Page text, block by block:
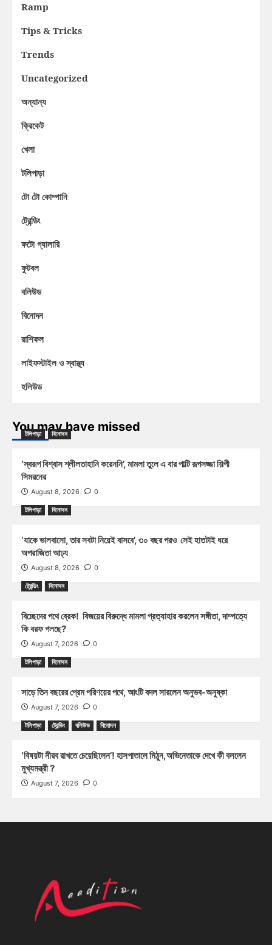
Ramp
Tips & Tricks
Trends
Uncategorized
অন্যান্য
ক্রিকেট
খেলা
টলিপাড়া
টো টো কোম্পানি
ট্রেন্ডিং
ফটো গ্যালারি
ফুটবল
বলিউড
বিনোদন
রাশিফল
লাইফস্টাইল ও স্বাস্থ্য
হলিউড
You may have missed
টলিপাড়া বিনোদন
‘স্বরূপ বিশ্বাস শ্লীলতাহানি করেননি’, মামলা তুলে এ বার পাল্টি রূপসজ্জা শিল্পী
সিমরনের
August 8, 2026 0
টলিপাড়া বিনোদন
‘যাকে ভালবাসো, তার সবটা নিয়েই বাসবে’, ৩০ বছর পরও সেই হাতটাই ধরে
অপরাজিতা আঢ্য
August 8, 2026 0
ট্রেন্ডিং বিনোদন
বিচ্ছেদের পথে ব্রেক! বিজয়ের বিরুদ্ধে মামলা প্রত্যাহার করলেন সঙ্গীতা, দাম্পত্যে
কি বরফ গলছে?
August 7, 2026 0
টলিপাড়া বিনোদন
সাড়ে তিন বছরের প্রেম পরিণয়ের পথে, আংটি বদল সারলেন অনুভব-অনুষ্কা
August 7, 2026 0
টলিপাড়া ট্রেন্ডিং বলিউড বিনোদন
‘বিষয়টা নীরব রাখতে চেয়েছিলেন’! হাসপাতালে মিঠুন,অভিনেতাকে দেখে কী বললেন
মুখ্যমন্ত্রী ?
August 7, 2026 0